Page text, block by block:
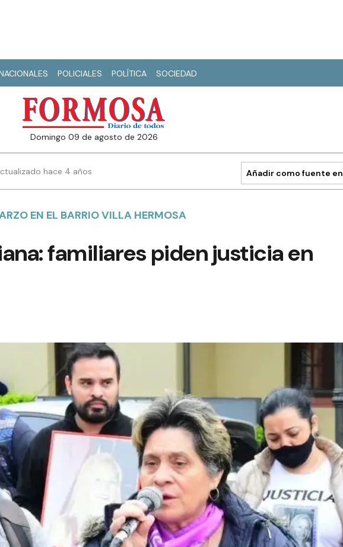
POLICIALES POLÍTICA SOCIEDAD
domingo 09 de agosto de 2026
hace 4 años Añadir como fuente en
EN EL BARRIO VILLA HERMOSA
familiares piden justicia en